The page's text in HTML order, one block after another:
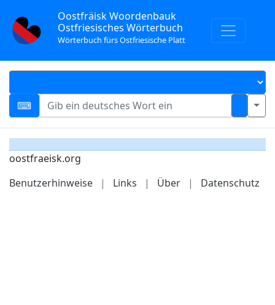
Oostfräisk Woordenbauk
Ostfriesisches Wörterbuch
Wörterbuch fürs Ostfriesische Platt
oostfraeisk.org
Benutzerhinweise
| Links | Über | Datenschutz